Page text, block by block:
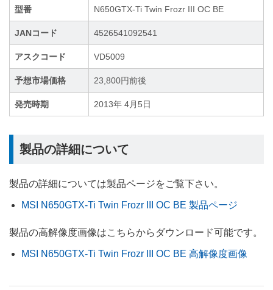
型番 N650GTX-Ti Twin Frozr III OC BE
JANコード 4526541092541
アスクコード VD5009
予想市場価格 23,800円前後
発売時期 2013年 4月5日
製品の詳細について
製品の詳細については製品ページをご覧下さい。
MSI N650GTX-Ti Twin Frozr III OC BE 製品ページ
製品の高解像度画像はこちらからダウンロード可能です。
MSI N650GTX-Ti Twin Frozr III OC BE 高解像度画像